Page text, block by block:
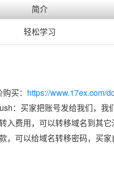
简介
轻松学习
买： https://www.17ex.com/
：买家把账号发给我们，我
入费用，可以转移域名到其
，可以给域名转移密码，买家